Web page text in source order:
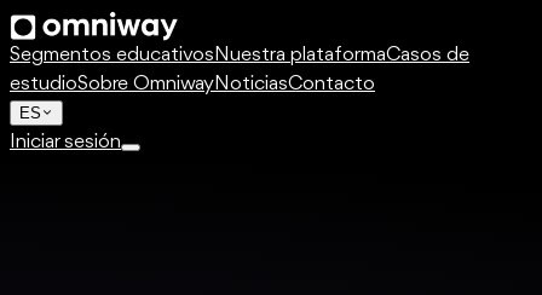
Segmentos educativos Nuestra plataformaCasos de
estudioSobre OmniwayNoticiasContacto
ES
Iniciar sesión